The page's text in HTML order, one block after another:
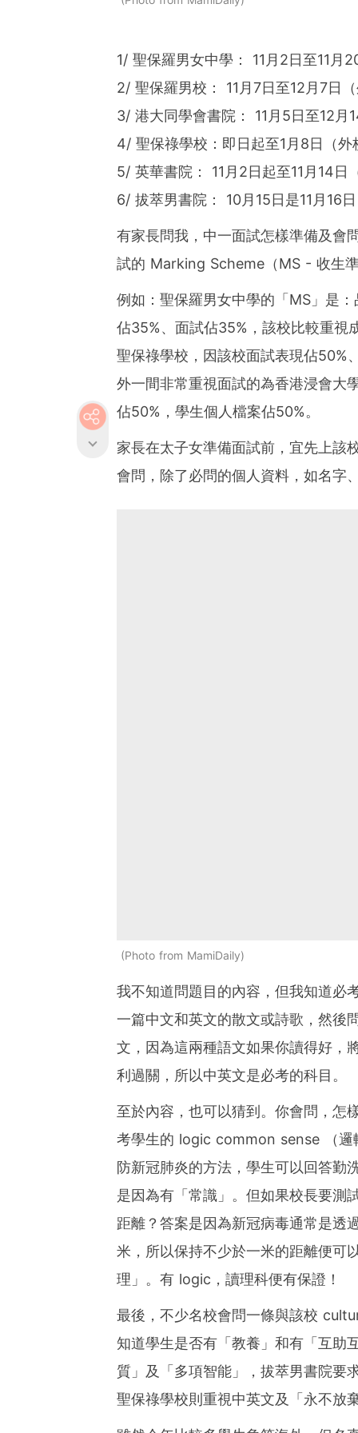
1/ 聖保羅男女中學： 11月2日至11月
2/ 聖保羅男校： 11月7日至12月7日
3/ 港大同學會書院： 11月5日至12月
4/ 聖保祿學校：即日起至1月8日（外
5/ 英華書院： 11月2日起至11月14日
6/ 拔萃男書院： 10月15日是11月16日
有家長問我，中一面試怎樣準備及會
試的 Marking Scheme（MS - 收生
例如：聖保羅男女中學的「MS」是
佔35%、面試佔35%，該校比較重視
聖保祿學校，因該校面試表現佔50%
外一間非常重視面試的為香港浸會大
佔50%，學生個人檔案佔50%。
家長在太子女準備面試前，宜先上該
會問，除了必問的個人資料，如名字
Photo from MamiDaily
我不知道問題目的內容，但我知道必
一篇中文和英文的散文或詩歌，然後
文，因為這兩種語文如果你讀得好，
利過關，所以中英文是必考的科目。
至於內容，也可以猜到。你會問，怎
考學生的 logic common sense （邏
防新冠肺炎的方法，學生可以回答勤
是因為有「常識」。但如果校長要測
距離？答案是因為新冠病毒通常是透
米，所以保持不少於一米的距離便可
理」。有 logic，讀理科便有保證！
最後，不少名校會問一條與該校
知道學生是否有「教養」和有「互助
質」及「多項智能」，拔萃男書院要
聖保祿學校則重視中英文及「永不放